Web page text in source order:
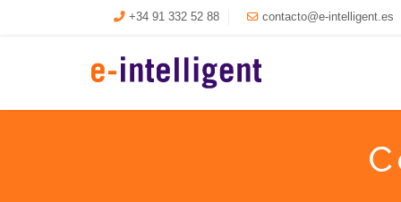
+34 91 332 52 88 contacto@e-intelligent.es